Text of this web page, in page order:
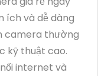
ích và dễ dàng
camera thường
kỹ thuật cao.
internet và